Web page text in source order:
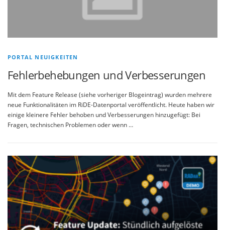
PORTAL NEUIGKEITEN
Fehlerbehebungen und Verbesserungen
Mit dem Feature Release (siehe vorheriger Blogeintrag) wurden mehrere
neue Funktionalitäten im RiDE-Datenportal veröffentlicht. Heute haben wir
einige kleinere Fehler behoben und Verbesserungen hinzugefügt: Bei
Fragen, technischen Problemen oder wenn …